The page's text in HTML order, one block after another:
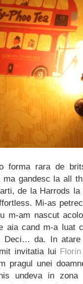
forma rara de
gandesc la all
de la Harrods
Mi-as
m-am nascut
aia cand m-a luat
Deci… da. In
invitatia lui Florin
pragul unei
undeva in